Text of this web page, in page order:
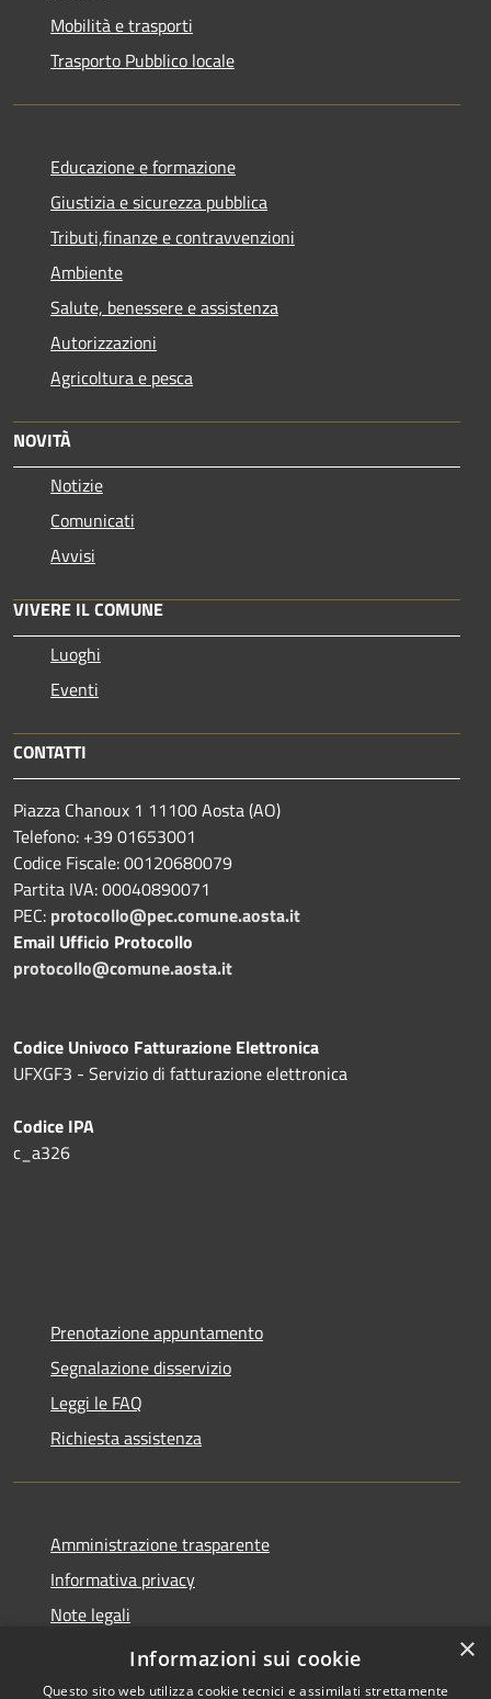
Mobilità e trasporti
Trasporto Pubblico locale
Educazione e formazione
Giustizia e sicurezza pubblica
Tributi,finanze e contravvenzioni
Ambiente
Salute, benessere e assistenza
Autorizzazioni
Agricoltura e pesca
NOVITÀ
Notizie
Comunicati
Avvisi
VIVERE IL COMUNE
Luoghi
Eventi
CONTATTI
Piazza Chanoux 1 11100 Aosta (AO)
Telefono: +39 01653001
Codice Fiscale: 00120680079
Partita IVA: 00040890071
PEC: protocollo@pec.comune.aosta.it
Email Ufficio Protocollo
protocollo@comune.aosta.it
Codice Univoco Fatturazione Elettronica
UFXGF3 - Servizio di fatturazione elettronica
Codice IPA
c_a326
Prenotazione appuntamento
Segnalazione disservizio
Leggi le FAQ
Richiesta assistenza
Amministrazione trasparente
Informativa privacy
Note legali
Dichiarazione di accessibilità
×
Informazioni sui cookie
Questo sito web utilizza cookie tecnici e assimilati strettamente